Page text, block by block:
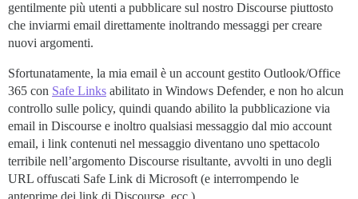
gentilmente più utenti a pubblicare sul nostro Discourse piuttosto
che inviarmi email direttamente inoltrando messaggi per creare
nuovi argomenti.
Sfortunatamente, la mia email è un account gestito Outlook/Office
365 con Safe Links abilitato in Windows Defender, e non ho alcun
controllo sulle policy, quindi quando abilito la pubblicazione via
email in Discourse e inoltro qualsiasi messaggio dal mio account
email, i link contenuti nel messaggio diventano uno spettacolo
terribile nell’argomento Discourse risultante, avvolti in uno degli
URL offuscati Safe Link di Microsoft (e interrompendo le